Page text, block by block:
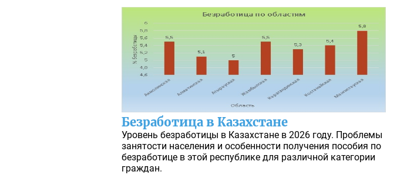
Безработица в Казахстане
Уровень безработицы в Казахстане в 2026 году. Проблемы
занятости населения и особенности получения пособия по
безработице в этой республике для различной категории
граждан.